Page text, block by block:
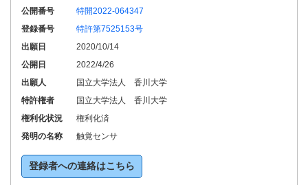
公開番号
特開2022-064347
登録番号
特許第7525153号
出願日
2020/10/14
公開日
2022/4/26
出願人
国立大学法人 香川大学
特許権者
国立大学法人 香川大学
権利化状況
権利化済
発明の名称
触覚センサ
登録者への連絡はこちら